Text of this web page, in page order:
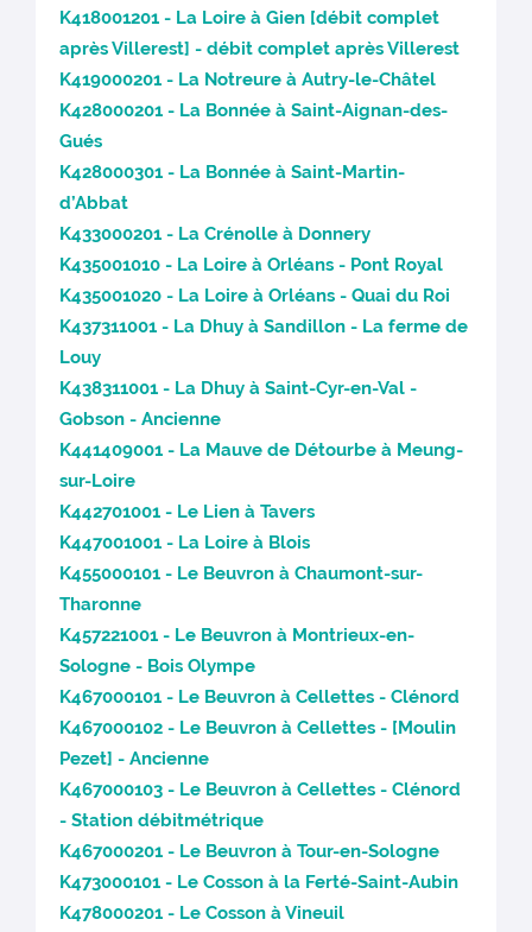
K418001201 - La Loire à Gien [débit complet
après Villerest] - débit complet après Villerest
K419000201 - La Notreure à Autry-le-Châtel
K428000201 - La Bonnée à Saint-Aignan-des-
Gués
K428000301 - La Bonnée à Saint-Martin-
d’Abbat
K433000201 - La Crénolle à Donnery
K435001010 - La Loire à Orléans - Pont Royal
K435001020 - La Loire à Orléans - Quai du Roi
K437311001 - La Dhuy à Sandillon - La ferme de
Louy
K438311001 - La Dhuy à Saint-Cyr-en-Val -
Gobson - Ancienne
K441409001 - La Mauve de Détourbe à Meung-
sur-Loire
K442701001 - Le Lien à Tavers
K447001001 - La Loire à Blois
K455000101 - Le Beuvron à Chaumont-sur-
Tharonne
K457221001 - Le Beuvron à Montrieux-en-
Sologne - Bois Olympe
K467000101 - Le Beuvron à Cellettes - Clénord
K467000102 - Le Beuvron à Cellettes - [Moulin
Pezet] - Ancienne
K467000103 - Le Beuvron à Cellettes - Clénord
- Station débitmétrique
K467000201 - Le Beuvron à Tour-en-Sologne
K473000101 - Le Cosson à la Ferté-Saint-Aubin
K478000201 - Le Cosson à Vineuil